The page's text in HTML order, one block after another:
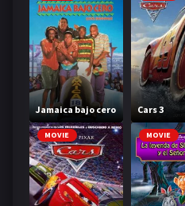
Jamaica bajo cero Cars 3
MOVIE MOVIE